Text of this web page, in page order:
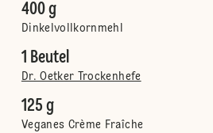
400 g
Dinkelvollkornmehl
1 Beutel
Dr. Oetker Trockenhefe
125 g
Veganes Crème Fraîche